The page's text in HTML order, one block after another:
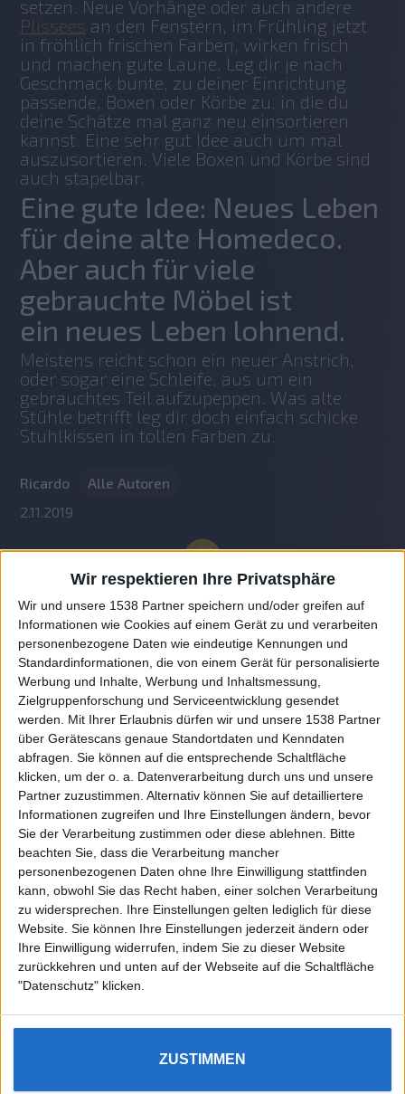
Wir respektieren Ihre Privatsphäre
Wir und unsere 1538 Partner speichern und/oder greifen auf
Informationen wie Cookies auf einem Gerät zu und verarbeiten
personenbezogene Daten wie eindeutige Kennungen und
Standardinformationen, die von einem Gerät für personalisierte
Werbung und Inhalte, Werbung und Inhaltsmessung,
Zielgruppenforschung und Serviceentwicklung gesendet
werden.
Mit Ihrer Erlaubnis dürfen wir und unsere 1538 Partner
über Gerätescans genaue Standortdaten und Kenndaten
abfragen. Sie können auf die entsprechende Schaltfläche
klicken, um der o. a. Datenverarbeitung durch uns und unsere
Partner zuzustimmen. Alternativ können Sie auf detailliertere
Informationen zugreifen und Ihre Einstellungen ändern, bevor
Sie der Verarbeitung zustimmen oder diese ablehnen.
Bitte
beachten Sie, dass die Verarbeitung mancher
personenbezogenen Daten ohne Ihre Einwilligung stattfinden
kann, obwohl Sie das Recht haben, einer solchen Verarbeitung
zu widersprechen. Ihre Einstellungen gelten lediglich für diese
Website. Sie können Ihre Einstellungen jederzeit ändern oder
Ihre Einwilligung widerrufen, indem Sie zu dieser Website
zurückkehren und unten auf der Webseite auf die Schaltfläche
"Datenschutz" klicken.
ZUSTIMMEN
Plissees an den Fenstern, im Frühling jetzt
in fröhlich frischen Farben, wirken frisch
und machen gute Laune. Leg dir je nach
Geschmack bunte, zu deiner Einrichtung
passende, Boxen oder Körbe zu, in die du
deine Schätze mal ganz neu einsortieren
kannst. Eine sehr gut Idee auch um mal
auszusortieren. Viele Boxen und Körbe sind
auch stapelbar.
Eine gute Idee: Neues Leben
für deine alte Homedeco.
Aber auch für viele
gebrauchte Möbel ist
ein neues Leben lohnend.
Meistens reicht schon ein neuer Anstrich,
oder sogar eine Schleife, aus um ein
gebrauchtes Teil aufzupeppen. Was alte
Stühle betrifft leg dir doch einfach schicke
Stuhlkissen in tollen Farben zu.
Ricardo
Alle Autoren
2.11.2019
Auf DESMONDO findet Ihr Inspirationen für
individuelles, gemütliches und intelligentes Wohnen,
die aktuellsten Einrichtungstrends und Informatives zu
neuesten Smart Home Systemen.
About
DESMONDO Suche
Kooperationen
Rechtliches
Impressum
Datenschutz
Sitemap
4